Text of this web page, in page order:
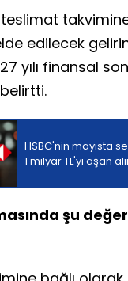
edilecek
yılı finansal
HSBC'nin mayısta
1 milyar TL'yi aşan
şu